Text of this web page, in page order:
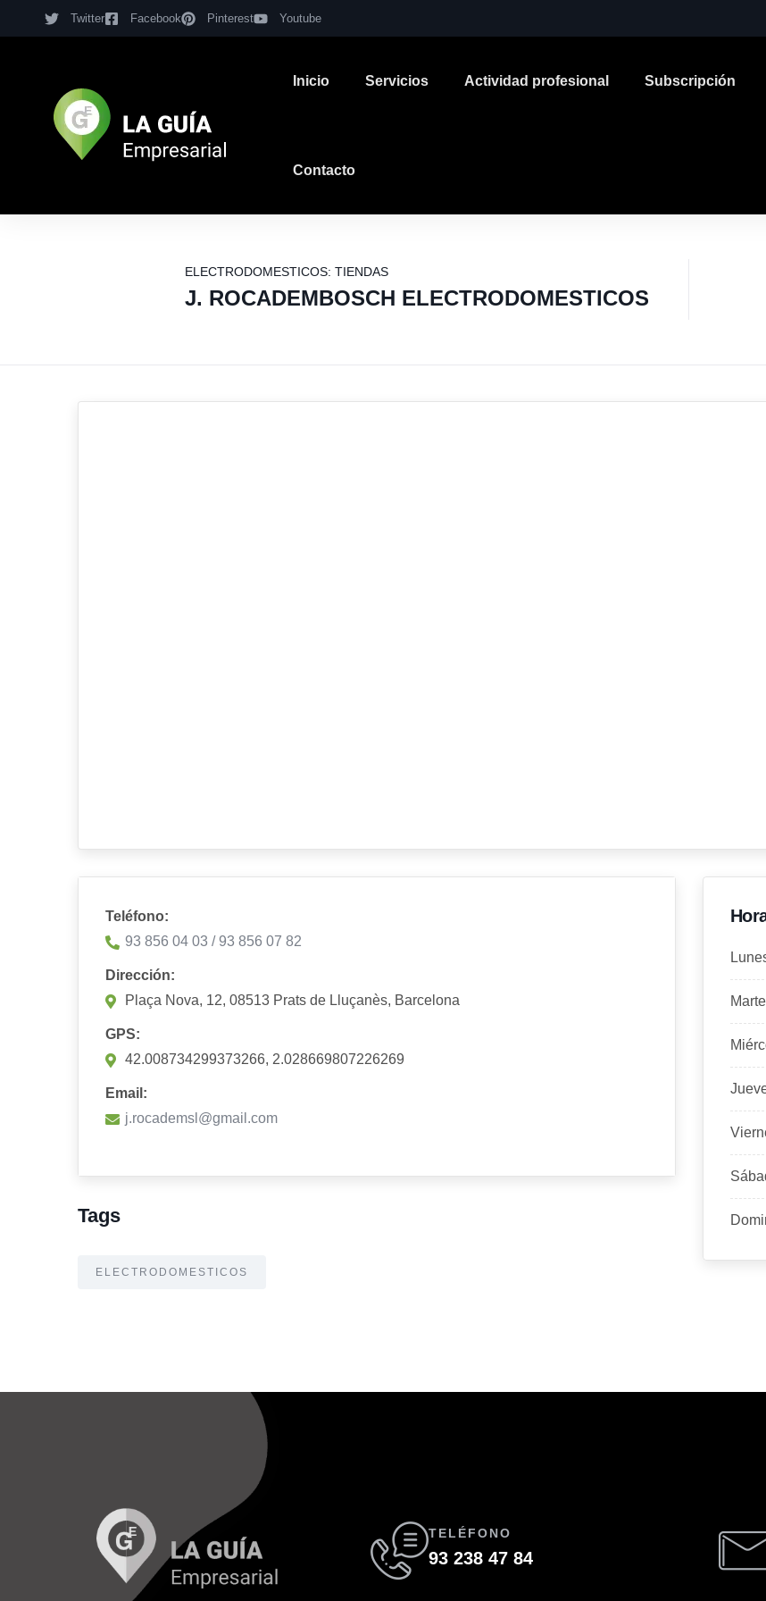
Twitter Facebook Pinterest Youtube
Inicio Servicios Actividad profesional Subscripción
Contacto
ELECTRODOMESTICOS: TIENDAS
J. ROCADEMBOSCH ELECTRODOMESTICOS
Teléfono:
93 856 04 03 / 93 856 07 82
Dirección:
Plaça Nova, 12, 08513 Prats de Lluçanès, Barcelona
GPS:
42.008734299373266, 2.028669807226269
Email:
j.rocademsl@gmail.com
Tags
ELECTRODOMESTICOS
TELÉFONO
93 238 47 84